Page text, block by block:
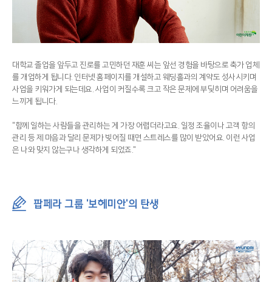
대학교 졸업을 앞두고 진로를 고민하던 재훈 씨는 앞선 경험을 바탕으로 축가 업체
를 개업하게 됩니다. 인터넷 홈페이지를 개설하고 웨딩홀과의 계약도 성사시키며
사업을 키워가게 되는데요. 사업이 커질수록 크고 작은 문제에 부딪히며 어려움을
느끼게 됩니다.
"함께 일하는 사람들을 관리하는 게 가장 어렵더라고요. 일정 조율이나 고객 항의
관리 등 제 마음과 달리 문제가 빚어질 때면 스트레스를 많이 받았어요. 이런 사업
은 나와 맞지 않는구나 생각하게 되었죠."
팝페라 그룹 '보헤미안'의 탄생